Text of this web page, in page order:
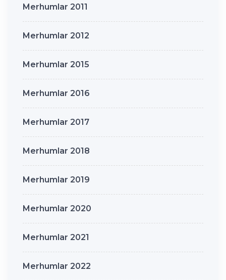
Merhumlar 2011
Merhumlar 2012
Merhumlar 2015
Merhumlar 2016
Merhumlar 2017
Merhumlar 2018
Merhumlar 2019
Merhumlar 2020
Merhumlar 2021
Merhumlar 2022